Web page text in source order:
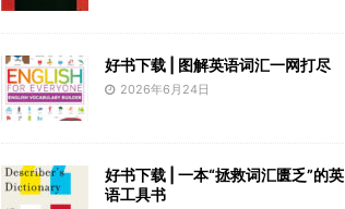
好书下载 | 图解英语词汇一网打尽
2026年6月24日
好书下载 | 一本“拯救词汇匮乏”的英
语工具书